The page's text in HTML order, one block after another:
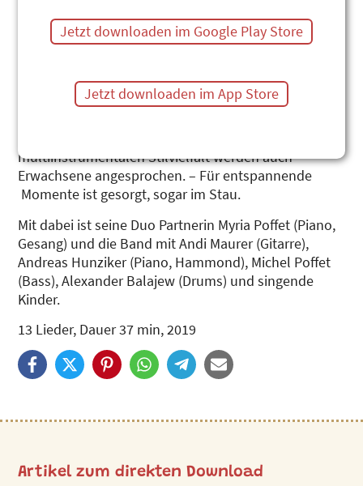
und Dinosaurier, fröhliche Kindergartenkinder im
Regen, Feuerwehrauto, Rega Helikopter, ein Hund
und ein Fussball- Rap sind nur einige der zahlreichen
Songs, die auf der neuen CD „Eli spielt Posune“ zu
multiinstrumentalen Stilvielfalt werden auch
Erwachsene angesprochen. – Für entspannende
Momente ist gesorgt, sogar im Stau.
Mit dabei ist seine Duo Partnerin Myria Poffet (Piano,
Gesang) und die Band mit Andi Maurer (Gitarre),
Andreas Hunziker (Piano, Hammond), Michel Poffet
(Bass), Alexander Balajew (Drums) und singende
Kinder.
13 Lieder, Dauer 37 min, 2019
Artikel zum direkten Download
Jetzt downloaden im Google Play Store
Jetzt downloaden im App Store